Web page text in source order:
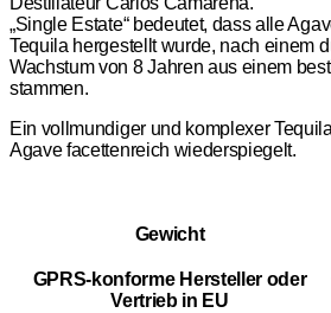
„Single Estate“ bedeutet, dass alle
Tequila hergestellt wurde, nach einem
Wachstum von 8 Jahren aus einem
stammen.
Ein vollmundiger und komplexer
Agave facettenreich wiederspiegelt.
Gewicht
GPRS-konforme Hersteller oder
Vertrieb in EU